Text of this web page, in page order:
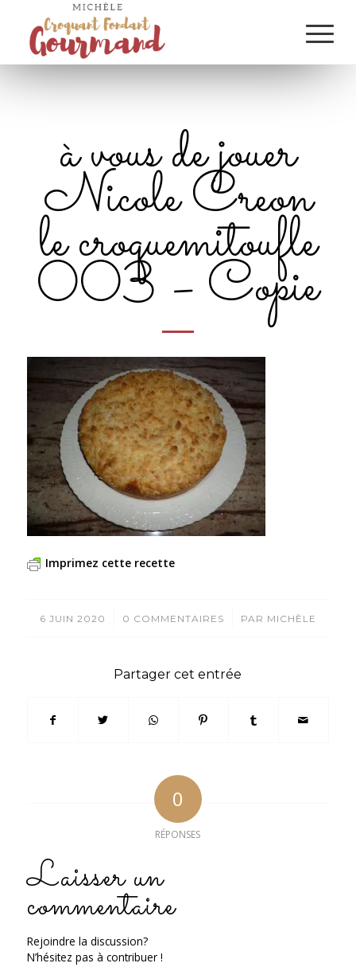
à vous de jouer
Nicole Creon
le croquemitoufle
003 – Copie
Imprimez cette recette
6 JUIN 2020
/ 0 COMMENTAIRES
/ PAR MICHÈLE
Partager cet entrée
0
RÉPONSES
Laisser un
commentaire
Rejoindre la discussion?
N’hésitez pas à contribuer !